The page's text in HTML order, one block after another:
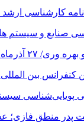
­نامه کارشناسی­
و سیستم
۲۷ آذرماه ۹۸
المللی مهندسی صنایع
پویایی‌شناسی
منطق فازی؛